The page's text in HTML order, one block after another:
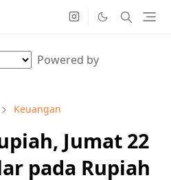
Powered by
Keuangan
Jumat 22
pada Rupiah